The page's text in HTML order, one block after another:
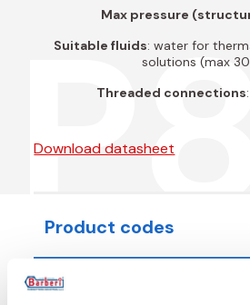
Max pressure
Suitable fluids: water for
solutions (max
Threaded connections
Download datasheet
Product codes